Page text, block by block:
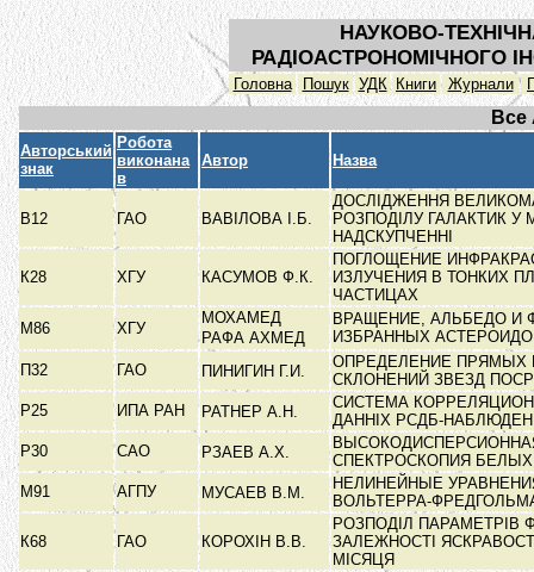
НАУКОВО-
РАДІОАСТРОНОМІЧНОГО
Головна Пошук УДК Книги Журнали
Все
Авторський
знак
Робота
виконана
в
Автор Назва
В12 ГАО ВАВІЛОВА І.Б.
ДОСЛІДЖЕННЯ
РОЗПОДІЛУ ГАЛАКТИК У
НАДСКУПЧЕННІ
К28 ХГУ КАСУМОВ Ф.К.
ПОГЛОЩЕНИЕ
ИЗЛУЧЕНИЯ В ТОНКИХ
ЧАСТИЦАХ
М86
ХГУ
МОХАМЕД
РАФА АХМЕД
ВРАЩЕНИЕ, АЛЬБЕДО И
ИЗБРАННЫХ
П32
ГАО ПИНИГИН Г.И.
ОПРЕДЕЛЕНИЕ ПРЯМЫХ
СКЛОНЕНИЙ ЗВЕЗД
Р25
ИПА РАН РАТНЕР А.Н.
СИСТЕМА
ДАННІХ РСДБ-
Р30
САО РЗАЕВ А.Х.
СПЕКТРОСКОПИЯ
М91
АГПУ МУСАЕВ В.М.
НЕЛИНЕЙНЫЕ
ВОЛЬТЕРРА-
К68 ГАО КОРОХІН В.В.
РОЗПОДІЛ ПАРАМЕТРІВ
ЗАЛЕЖНОСТІ
МІСЯЦЯ